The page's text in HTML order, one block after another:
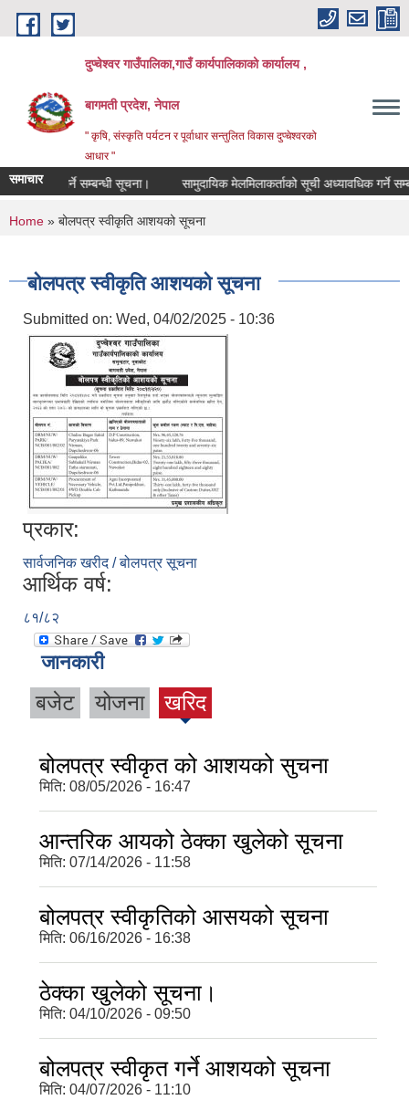
Skip to main content
दुप्चेश्वर गाउँपालिका,गाउँ कार्यपालिकाको कार्यालय ,
बागमती प्रदेश, नेपाल
" कृषि, संस्कृति पर्यटन र पूर्वाधार सन्तुलित विकास दुप्चेश्वरको
आधार "
समाचार
दर्ता गर्ने सम्बन्धी सूचना। सामुदायिक मेलमिलाकर्ताको सूची अध्यावधिक गर्ने सम्बन्धी
You are here
Home » बोलपत्र स्वीकृति आशयको सूचना
बोलपत्र स्वीकृति आशयको सूचना
Submitted on: Wed, 04/02/2025 - 10:36
प्रकार:
सार्वजनिक खरीद / बोलपत्र सूचना
आर्थिक वर्ष:
८१/८२
जानकारी
बजेट योजना खरिद
बोलपत्र स्वीकृत को आशयको सुचना
मिति: 08/05/2026 - 16:47
आन्तरिक आयको ठेक्का खुलेको सूचना
मिति: 07/14/2026 - 11:58
बोलपत्र स्वीकृतिको आसयको सूचना
मिति: 06/16/2026 - 16:38
ठेक्का खुलेको सूचना।
मिति: 04/10/2026 - 09:50
बोलपत्र स्वीकृत गर्ने आशयको सूचना
मिति: 04/07/2026 - 11:10